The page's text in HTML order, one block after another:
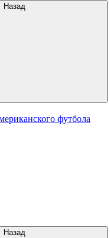
Назад
футбола
Назад